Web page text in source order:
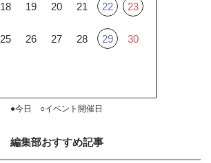
18 19 20 21 22 23
25 26 27 28 29 30
●今日 ○イベント開催日
編集部おすすめ記事